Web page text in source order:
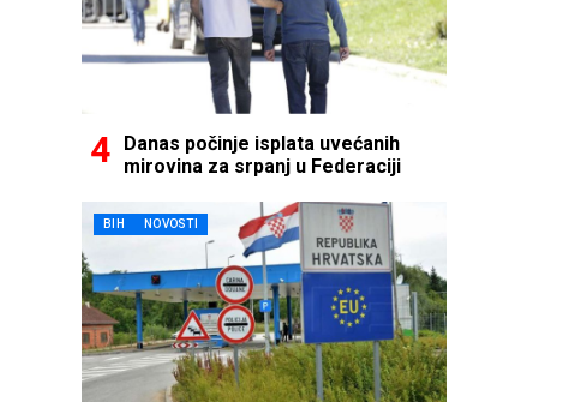
Danas počinje isplata uvećanih
mirovina za srpanj u Federaciji
BIH NOVOSTI